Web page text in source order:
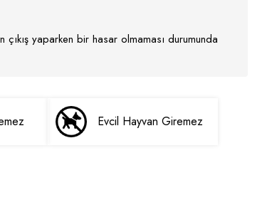
yaparken bir hasar olmaması durumunda
Evcil Hayvan Giremez